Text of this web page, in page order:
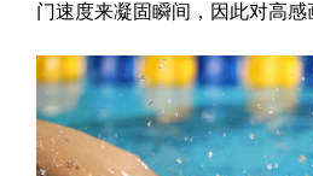
门速度来凝固瞬间，因此对高感